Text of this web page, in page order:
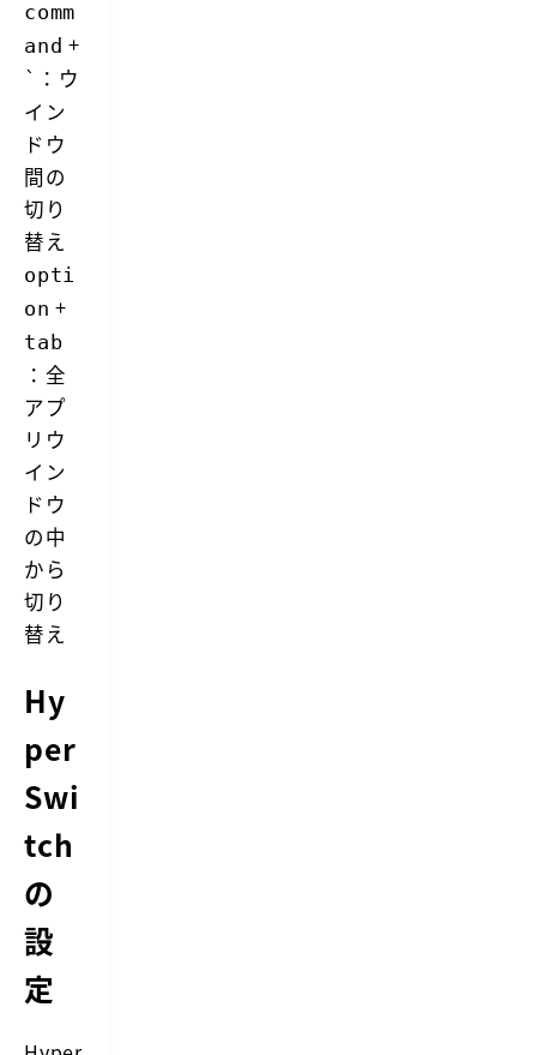
comm
and +
`
：ウ
イン
ドウ
間の
切り
替え
opti
on +
tab
：全
アプ
リウ
イン
ドウ
の中
から
切り
替え
Hy
per
Swi
tch
の
設
定